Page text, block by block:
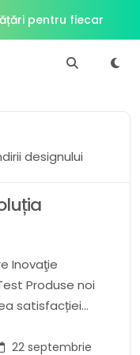
pentru fiecare
unei
​​poate
designului
Inovaţie
Produse noi
satisfacției
Cea
22 septembrie